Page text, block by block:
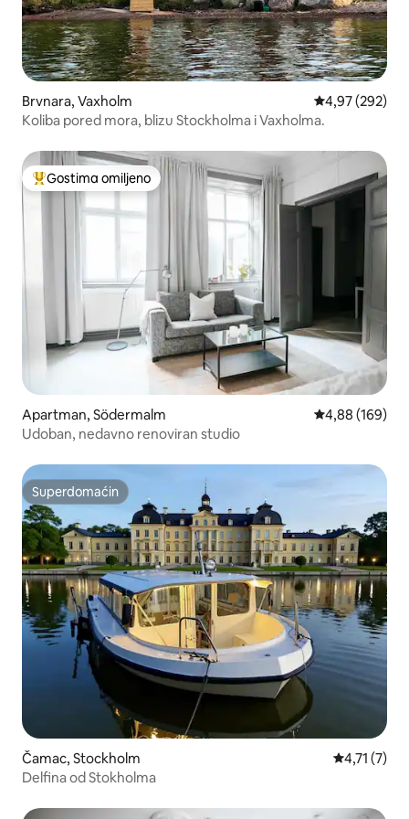
Brvnara, Vaxholm Prosečna
4,97 (292)
Koliba pored mora, blizu Stockholma i Vaxholma.
Najuspešniji među gostima omiljenim
Gostima omiljeno
Apartman, Södermalm Prosečna
4,88 (169)
Udoban, nedavno renoviran studio
Superdomaćin
Superdomaćin
Čamac, Stockholm Prosečna
4,71 (7)
Delfina od Stokholma